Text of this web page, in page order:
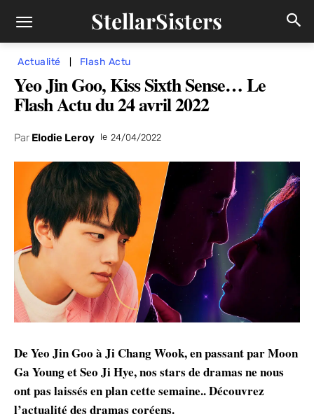
StellarSisters
Actualité Flash Actu
Yeo Jin Goo, Kiss Sixth Sense… Le
Flash Actu du 24 avril 2022
Par Elodie Leroy le 24/04/2022
De Yeo Jin Goo à Ji Chang Wook, en passant par Moon
Ga Young et Seo Ji Hye, nos stars de dramas ne nous
ont pas laissés en plan cette semaine.. Découvrez
l’actualité des dramas coréens.